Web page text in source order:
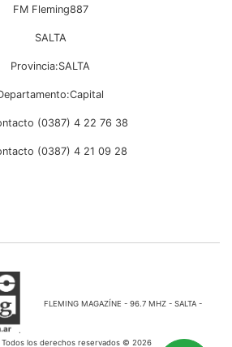
FM Fleming887
SALTA
Provincia:SALTA
(0387) 4 22 76 38
(0387) 4 21 09 28
FLEMING MAGAZÍNE - 96.7 MHZ - SALTA -
Todos los derechos reservados © 2026